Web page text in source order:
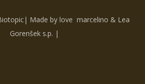
Made by love marcelino & Lea
Gorenšek s.p. |